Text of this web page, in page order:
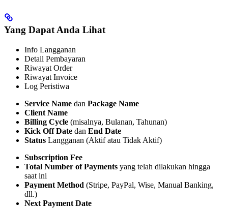
Yang Dapat Anda Lihat
Info Langganan
Detail Pembayaran
Riwayat Order
Riwayat Invoice
Log Peristiwa
Service Name dan Package Name
Client Name
Billing Cycle (misalnya, Bulanan, Tahunan)
Kick Off Date dan End Date
Status Langganan (Aktif atau Tidak Aktif)
Subscription Fee
Total Number of Payments yang telah dilakukan hingga
saat ini
Payment Method (Stripe, PayPal, Wise, Manual Banking,
dll.)
Next Payment Date